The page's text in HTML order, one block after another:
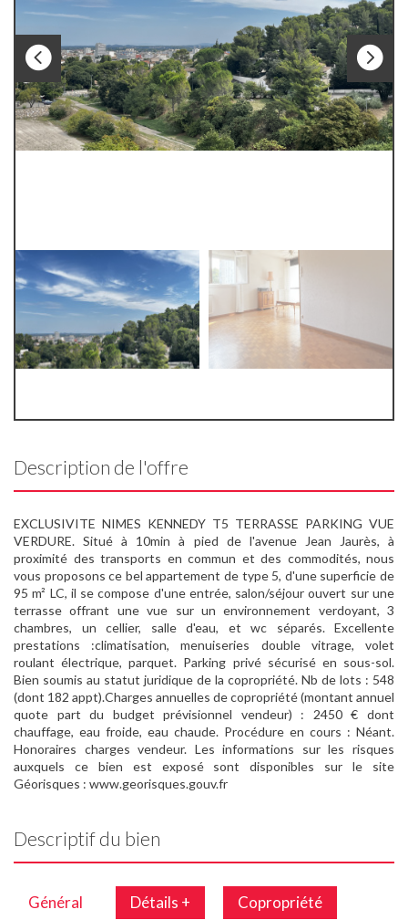
Description de l'offre
EXCLUSIVITE NIMES KENNEDY T5 TERRASSE PARKING VUE
VERDURE. Situé à 10min à pied de l'avenue Jean Jaurès, à
proximité des transports en commun et des commodités, nous
vous proposons ce bel appartement de type 5, d'une superficie de
95 m² LC, il se compose d'une entrée, salon/séjour ouvert sur une
terrasse offrant une vue sur un environnement verdoyant, 3
chambres, un cellier, salle d'eau, et wc séparés. Excellente
prestations :climatisation, menuiseries double vitrage, volet
roulant électrique, parquet. Parking privé sécurisé en sous-sol.
Bien soumis au statut juridique de la copropriété. Nb de lots : 548
(dont 182 appt).Charges annuelles de copropriété (montant annuel
quote part du budget prévisionnel vendeur) : 2450 € dont
chauffage, eau froide, eau chaude. Procédure en cours : Néant.
Honoraires charges vendeur. Les informations sur les risques
auxquels ce bien est exposé sont disponibles sur le site
Géorisques : www.georisques.gouv.fr
Descriptif du bien
Général Détails + Copropriété